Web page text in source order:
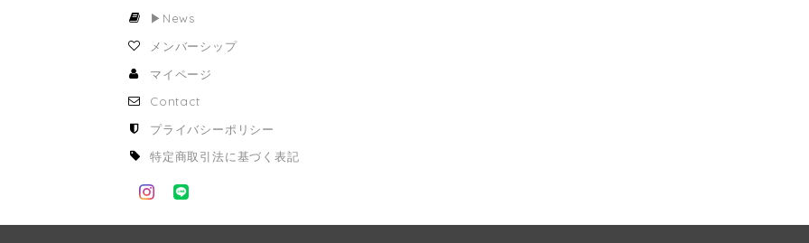
▶︎News
メンバーシップ
マイページ
Contact
プライバシーポリシー
特定商取引法に基づく表記